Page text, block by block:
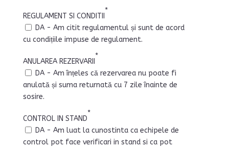
REGULAMENT SI CONDITII
*
DA - Am citit regulamentul și sunt de acord
cu condițiile impuse de regulament.
ANULAREA REZERVARII
*
DA - Am înțeles că rezervarea nu poate fi
anulată și suma returnată cu 7 zile înainte de
sosire.
CONTROL IN STAND
*
DA - Am luat la cunostinta ca echipele de
control pot face verificari in stand si ca pot